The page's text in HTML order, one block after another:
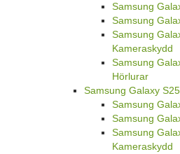
Samsung
Samsung
Samsung
Kameraskydd
Samsung
Hörlurar
Samsung Galaxy
Samsung
Samsung
Samsung
Kameraskydd